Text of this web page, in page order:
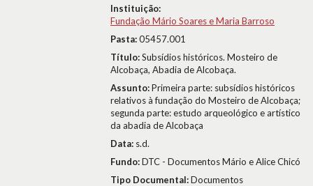
Instituição:
Fundação Mário Soares e Maria Barroso
Pasta:05457.001
Título:Subsídios históricos. Mosteiro de
Alcobaça, Abadia de Alcobaça.
Assunto:Primeira parte: subsídios históricos
relativos à fundação do Mosteiro de Alcobaça;
segunda parte: estudo arqueológico e artístico
da abadia de Alcobaça
Data: s.d.
Fundo:DTC - Documentos Mário e Alice Chicó
Tipo Documental:Documentos